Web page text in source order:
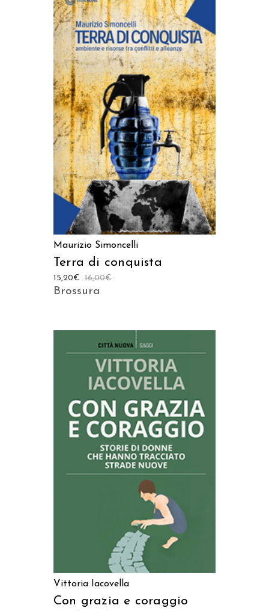
AGGIUNGI AL CARRELLO
Maurizio Simoncelli
Terra di conquista
16,00€
15,20€
Brossura
AGGIUNGI AL CARRELLO
Vittoria Iacovella
Con grazia e coraggio